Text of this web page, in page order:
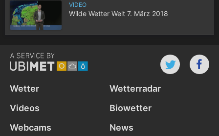
VIDEO
Wilde Wetter Welt 7. März 2018
Wetter
Wetterradar
Videos
Biowetter
Webcams
News